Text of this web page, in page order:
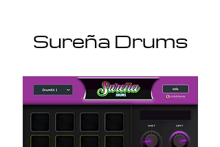
Sureña Drums